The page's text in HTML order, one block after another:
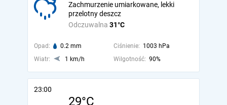
Odczuwalna 31°C
Zachmurzenie umiarkowane, lekki
przelotny deszcz
Opad: 0.2 mm Ciśnienie: 1003 hPa
Wiatr:
1 km/h Wilgotność: 90%
23:00
29°C